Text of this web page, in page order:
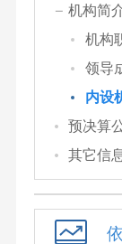
机构简
机构
领导
内设
预决算
其它信